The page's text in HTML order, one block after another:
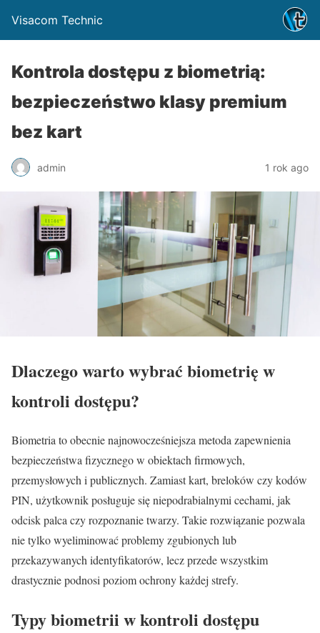
Visacom Technic
Kontrola dostępu z biometrią:
bezpieczeństwo klasy premium
bez kart
admin 1 rok ago
Dlaczego warto wybrać biometrię w
kontroli dostępu?
Biometria to obecnie najnowocześniejsza metoda zapewnienia
bezpieczeństwa fizycznego w obiektach firmowych,
przemysłowych i publicznych. Zamiast kart, breloków czy kodów
PIN, użytkownik posługuje się niepodrabialnymi cechami, jak
odcisk palca czy rozpoznanie twarzy. Takie rozwiązanie pozwala
nie tylko wyeliminować problemy zgubionych lub
przekazywanych identyfikatorów, lecz przede wszystkim
drastycznie podnosi poziom ochrony każdej strefy.
Typy biometrii w kontroli dostępu